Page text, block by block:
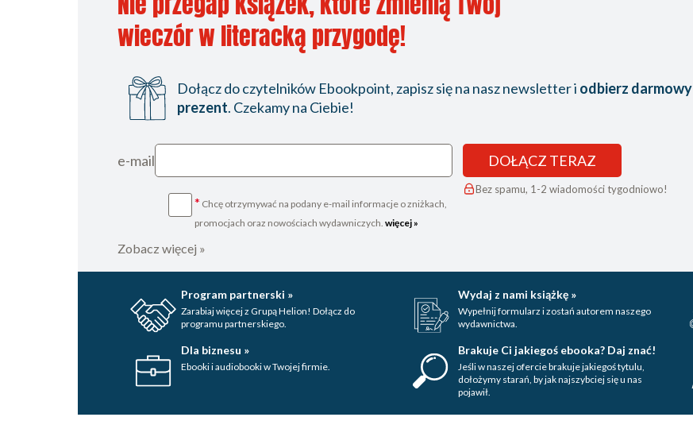
wieczór w literacką przygodę!
Dołącz do czytelników Ebookpoint, zapisz się na nasz newsletter i odbierz darmowy
prezent. Czekamy na Ciebie!
e-mail
* Chcę otrzymywać na podany e-mail informacje o zniżkach,
promocjach oraz nowościach wydawniczych. więcej »
DOŁĄCZ TERAZ
Bez spamu, 1-2 wiadomości tygodniowo!
Zobacz więcej »
Program partnerski »
Zarabiaj więcej z Grupą Helion! Dołącz do
programu partnerskiego.
Wydaj z nami książkę »
Wypełnij formularz i zostań autorem naszego
wydawnictwa.
Dla biznesu »
Ebooki i audiobooki w Twojej firmie.
Brakuje Ci jakiegoś ebooka? Daj znać!
Jeśli w naszej ofercie brakuje jakiegoś tytulu,
dołożymy starań, by jak najszybciej się u nas
pojawił.